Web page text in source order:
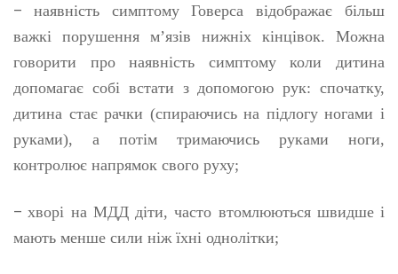
– наявність симптому Говерса відображає більш
важкі порушення м’язів нижніх кінцівок. Можна
говорити про наявність симптому коли дитина
допомагає собі встати з допомогою рук: спочатку,
дитина стає рачки (спираючись на підлогу ногами і
руками), а потім тримаючись руками ноги,
контролює напрямок свого руху;
–хворі на МДД діти, часто втомлюються швидше і
мають менше сили ніж їхні однолітки;